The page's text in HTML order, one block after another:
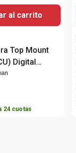
al carrito
Top Mount
Digital
AP
24 cuotas